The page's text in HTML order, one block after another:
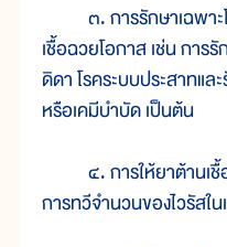
๓. การรักษาเฉพาะโ
เชื้อฉวยโอกาส เช่น การ
ดิดา โรคระบบประสาทแล
หรือเคมีบำบัด เป็นต้น
๔. การให้ยาต้านเชื้อ
การทวีจำนวนของไวรัสใ